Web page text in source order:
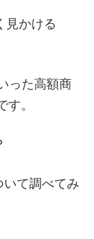
見かける
った高額商
。
て調べてみ